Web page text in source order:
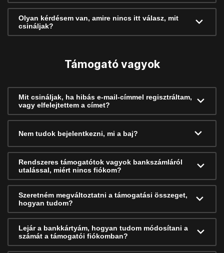
Olyan kérdésem van, amire nincs itt válasz, mit
csináljak?
Támogató vagyok
Mit csináljak, ha hibás e-mail-címmel regisztráltam,
vagy elfelejtettem a címet?
Nem tudok bejelentkezni, mi a baj?
Rendszeres támogatótok vagyok bankszámláról
utalással, miért nincs fiókom?
Szeretném megváltoztatni a támogatási összeget,
hogyan tudom?
Lejár a bankkártyám, hogyan tudom módosítani a
számát a támogatói fiókomban?